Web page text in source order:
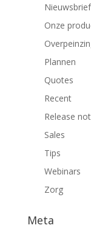
Nieuwsbrief
Onze
Plannen
Quotes
Recent
Release
Sales
Tips
Webinars
Zorg
Meta